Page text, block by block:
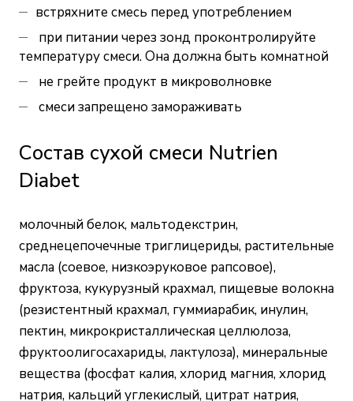
встряхните смесь перед употреблением
при питании через зонд проконтролируйте
температуру смеси. Она должна быть комнатной
не грейте продукт в микроволновке
смеси запрещено замораживать
Состав сухой смеси Nutrien
Diabet
молочный белок, мальтодекстрин,
среднецепочечные триглицериды, растительные
масла (соевое, низкоэруковое рапсовое),
фруктоза, кукурузный крахмал, пищевые волокна
(резистентный крахмал, гуммиарабик, инулин,
пектин, микрокристаллическая целлюлоза,
фруктоолигосахариды, лактулоза), минеральные
вещества (фосфат калия, хлорид магния, хлорид
натрия, кальций углекислый, цитрат натрия,